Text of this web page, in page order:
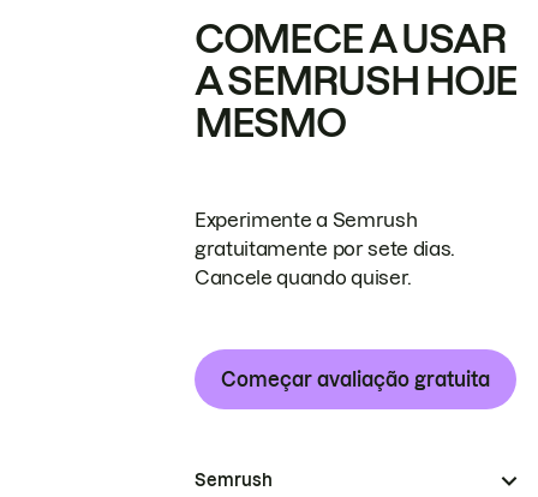
COMECE A USAR
A SEMRUSH HOJE
MESMO
Experimente a Semrush
gratuitamente por sete dias.
Cancele quando quiser.
Começar avaliação gratuita
Semrush